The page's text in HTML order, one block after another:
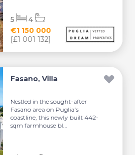
€1 150 000
[£1 001 132]
5 4
Fasano, Villa
Nestled in the sought-after
Fasano area on Puglia’s
coastline, this newly built 442-
sqm farmhouse bl...